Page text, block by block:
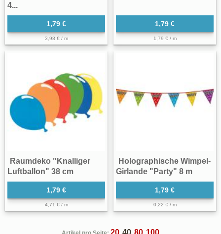
4...
1,79 €
3,98 € / m
1,79 €
1,79 € / m
Raumdeko "Knalliger
Luftballon" 38 cm
1,79 €
4,71 € / m
Holographische Wimpel-
Girlande "Party" 8 m
1,79 €
0,22 € / m